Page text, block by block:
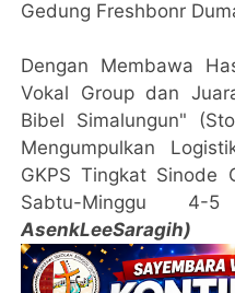
Gedung Freshbonr
Dengan Membawa
Vokal Group dan
Bibel Simalungun"
Mengumpulkan
GKPS Tingkat Sinode
Sabtu-Minggu
AsenkLeeSaragih)